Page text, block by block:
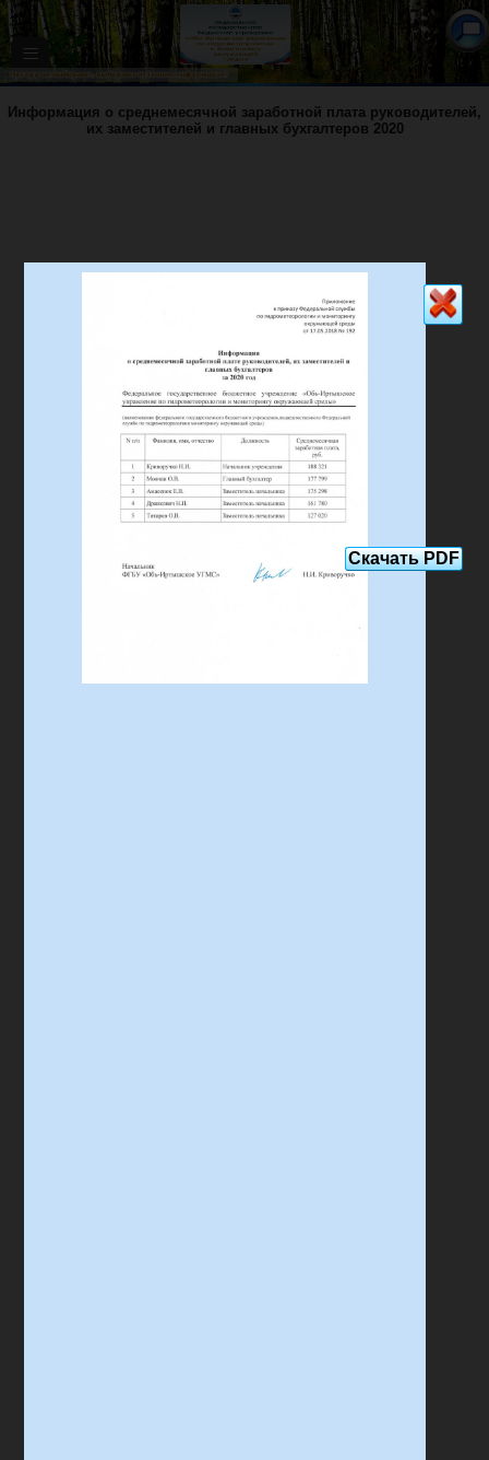
Информация о среднемесячной заработной плата руководителей,
их заместителей и главных бухгалтеров 2020
≡
Скачать PDF